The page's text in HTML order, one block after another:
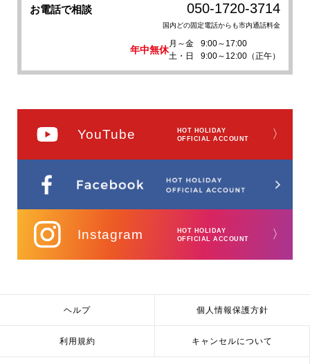
お電話で相談 050-1720-3714
国内どの固定電話からも市内通話料金
年中無休
月～金
9:00～17:00
土・日
9:00～12:00（正午）
YouTube
HOT HOLIDAY
OFFICIAL ACCOUNT
〉
Instagram
HOT HOLIDAY
OFFICIAL ACCOUNT
〉
ヘルプ 個人情報保護方針
利用規約 キャンセルについて